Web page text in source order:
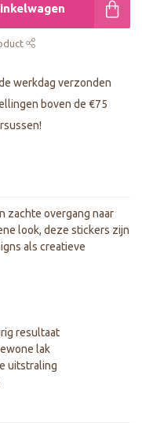
werkdag verzonden
boven de €75
zachte overgang naar
look, deze stickers zijn
als creatieve
resultaat
lak
uitstraling